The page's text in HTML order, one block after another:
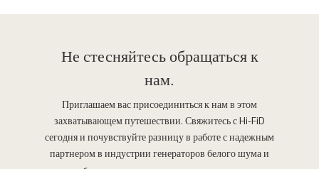
Не стесняйтесьобращаться к
нам.
Приглашаем вас присоединиться к нам в этом
захватывающем путешествии. Свяжитесь с Hi-FiD
сегодня и почувствуйте разницу в работе с надежным
партнером в индустрии генераторов белого шума и